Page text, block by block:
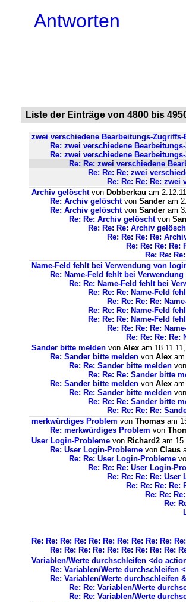
Antworten
Liste der Einträge von 4800 bis
zwei verschiedene Bearbeitungs-Zugriffs-
Re: zwei verschiedene
Re: zwei verschiedene
Re: Re: zwei verschiedene
Re: Re: Re: zwei
Re: Re: Re: Re:
Archiv gelöschtvon Dobberkau am
Re: Archiv gelöschtvon Sander am
Re: Archiv gelöschtvon Sander am
Re: Re: Archiv gelöschtvon
Re: Re: Re: Archiv
Re: Re: Re: Re:
Re: Re: Re:
Re: Re:
Name-Feld fehlt bei Verwendung von
Re: Name-Feld fehlt bei
Re: Re: Name-Feld fehlt bei
Re: Re: Re: Name-Feld
Re: Re: Re: Re:
Re: Re: Re: Name-Feld
Re: Re: Re: Name-Feld
Re: Re: Re: Re:
Re: Re: Re:
Sander bitte melden von Alex am
Re: Sander bitte melden von Alex
Re: Re: Sander bitte melden von
Re: Re: Re: Sander bitte
Re: Sander bitte melden von Alex
Re: Re: Sander bitte melden von
Re: Re: Re: Sander bitte
Re: Re: Re: Re:
merkwürdiges Problem von Thomas am
Re: merkwürdiges Problem von
User Login-Probleme von Richard2 am
Re: User Login-Probleme von Claus
Re: Re: User Login-Probleme
Re: Re: Re: User Login-
Re: Re: Re: Re:
Re: Re: Re:
Re: Re:
Re:
Re: Re: Re: Re: Re: Re: Re: Re: Re: Re:
Re: Re: Re: Re: Re: Re: Re: Re: Re:
Variablen/Werte durchschleifen <do
Re: Variablen/Werte durchschleifen
Re: Variablen/Werte durchschleifen
Re: Re: Variablen/Werte
Re: Re: Variablen/Werte